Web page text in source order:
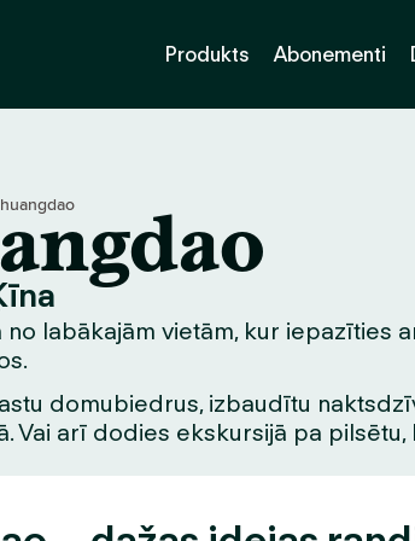
Produkts Abonementi
labākajām vietām, kur iepazīties
domubiedrus, izbaudītu
Vai arī dodies ekskursijā pa